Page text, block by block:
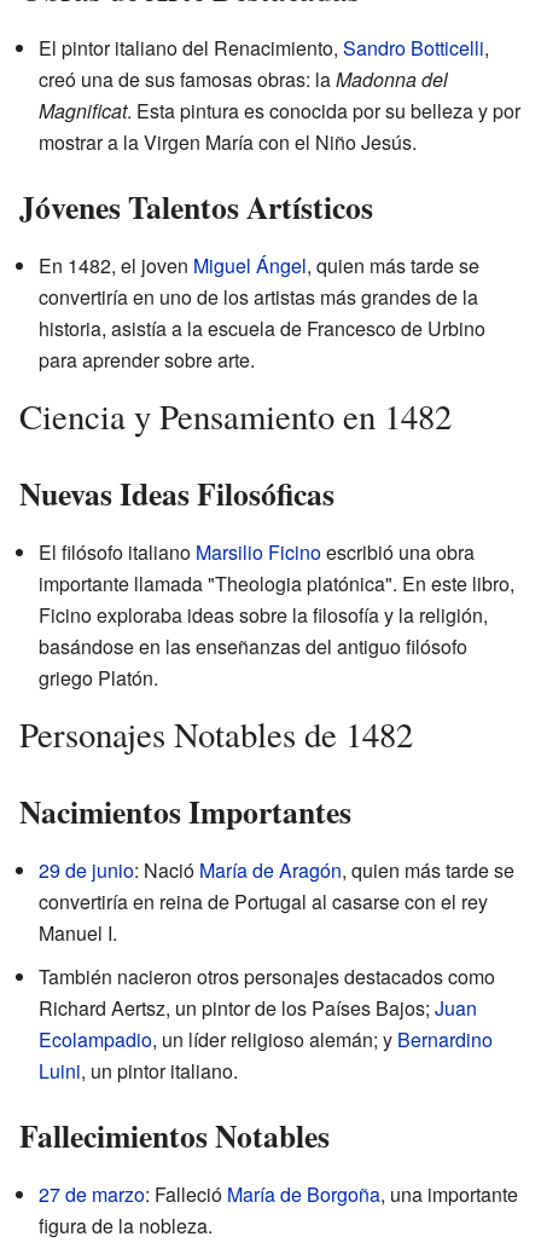
El pintor italiano del Renacimiento, Sandro Botticelli,
creó una de sus famosas obras: laMadonna del
Magnificat. Esta pintura es conocida por su belleza y por
mostrar a la Virgen María con el Niño Jesús.
Jóvenes Talentos Artísticos
En 1482, el joven Miguel Ángel, quien más tarde se
convertiría en uno de los artistas más grandes de la
historia, asistía a la escuela de Francesco de Urbino
para aprender sobre arte.
Ciencia y Pensamiento en 1482
Nuevas Ideas Filosóficas
El filósofo italiano Marsilio Ficinoescribió una obra
importante llamada "Theologia platónica". En este libro,
Ficino exploraba ideas sobre la filosofía y la religión,
basándose en las enseñanzas del antiguo filósofo
griego Platón.
Personajes Notables de 1482
Nacimientos Importantes
29 de junio: Nació María de Aragón, quien más tarde se
convertiría en reina de Portugal al casarse con el rey
Manuel I.
También nacieron otros personajes destacados como
Richard Aertsz, un pintor de los Países Bajos; Juan
Ecolampadio, un líder religioso alemán; y Bernardino
Luini, un pintor italiano.
Fallecimientos Notables
27 de marzo: Falleció María de Borgoña, una importante
figura de la nobleza.